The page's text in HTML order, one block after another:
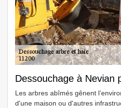
Dessouchage à Nevian
Les arbres abîmés gênent
d'une maison ou d'autres